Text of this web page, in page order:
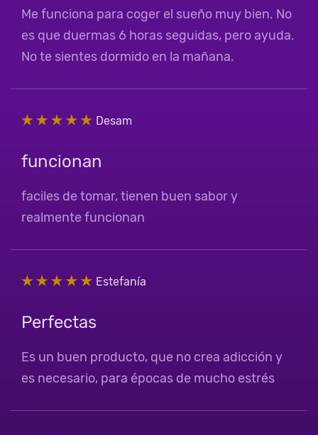
Me funciona para coger el sueño muy bien. No
es que duermas 6 horas seguidas, pero ayuda.
No te sientes dormido en la mañana.
Desam
funcionan
faciles de tomar, tienen buen sabor y
realmente funcionan
Estefanía
Perfectas
Es un buen producto, que no crea adicción y
es necesario, para épocas de mucho estrés